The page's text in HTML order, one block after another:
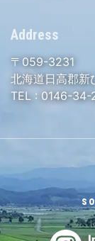
Address
〒059-3231
北海道日高郡
TEL : 0146-34-